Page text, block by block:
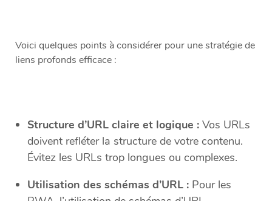
Voici quelques points à considérer pour une stratégie de
liens profonds efficace :
Structure d’URL claire et logique : Vos URLs
doivent refléter la structure de votre contenu.
Évitez les URLs trop longues ou complexes.
Utilisation des schémas d’URL : Pour les